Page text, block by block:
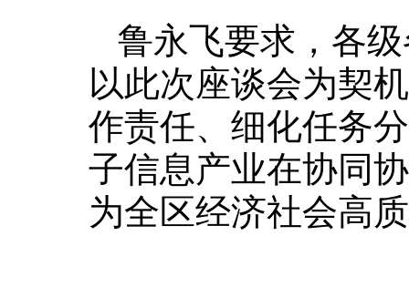
鲁永飞要求，各
以此次座谈会为契
作责任、细化任务
子信息产业在协同
为全区经济社会高